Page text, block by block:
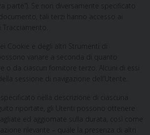
parte”). Se non diversamente specificato
tali terzi hanno accesso ai
Cookie e degli altri Strumenti di
variare a seconda di quanto
o da ciascun fornitore terzo. Alcuni di essi
sessione di navigazione dell’Utente.
nella descrizione di ciascuna
riportate, gli Utenti possono ottenere
ed aggiornate sulla durata, così come
rilevante – quale la presenza di altri